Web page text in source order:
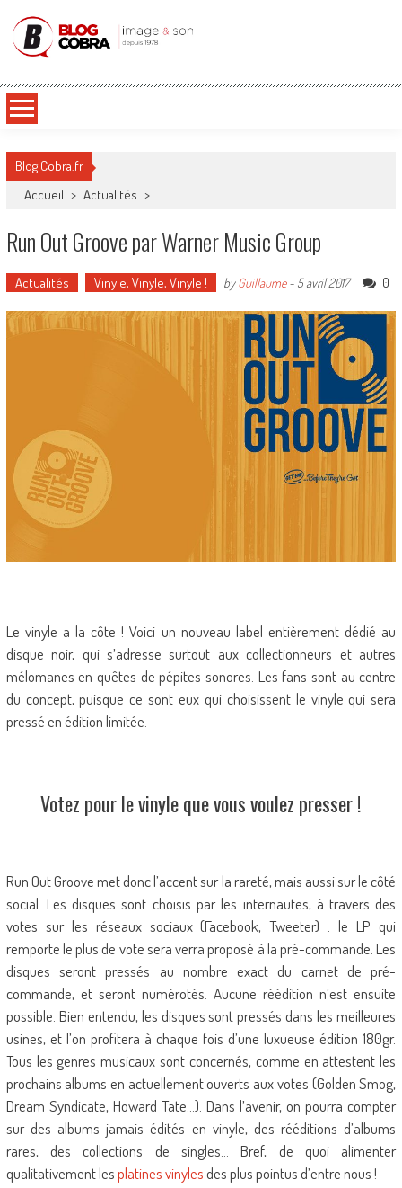
Blog Cobra
Blog Cobra.fr
Accueil > Actualités >
Run Out Groove par Warner Music Group
Actualités Vinyle, Vinyle, Vinyle ! byGuillaume- 5 avril 2017 0
Le vinyle a la côte ! Voici un nouveau label entièrement dédié au
disque noir, qui s’adresse surtout aux collectionneurs et autres
mélomanes en quêtes de pépites sonores. Les fans sont au centre
du concept, puisque ce sont eux qui choisissent le vinyle qui sera
pressé en édition limitée.
Votez pour le vinyle que vous voulez presser !
Run Out Groove met donc l’accent sur la rareté, mais aussi sur le côté
social. Les disques sont choisis par les internautes, à travers des
votes sur les réseaux sociaux (Facebook, Tweeter) : le LP qui
remporte le plus de vote sera verra proposé à la pré-commande. Les
disques seront pressés au nombre exact du carnet de pré-
commande, et seront numérotés. Aucune réédition n’est ensuite
possible. Bien entendu, les disques sont pressés dans les meilleures
usines, et l’on profitera à chaque fois d’une luxueuse édition 180gr.
Tous les genres musicaux sont concernés, comme en attestent les
prochains albums en actuellement ouverts aux votes (Golden Smog,
Dream Syndicate, Howard Tate…). Dans l’avenir, on pourra compter
sur des albums jamais édités en vinyle, des rééditions d’albums
rares, des collections de singles… Bref, de quoi alimenter
qualitativement lesplatines vinylesdes plus pointus d’entre nous !